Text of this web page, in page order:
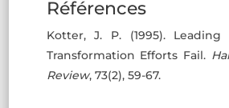
Références
Kotter, J. P. (1995). Leading
Transformation Efforts Fail.
Review, 73(2), 59-67.